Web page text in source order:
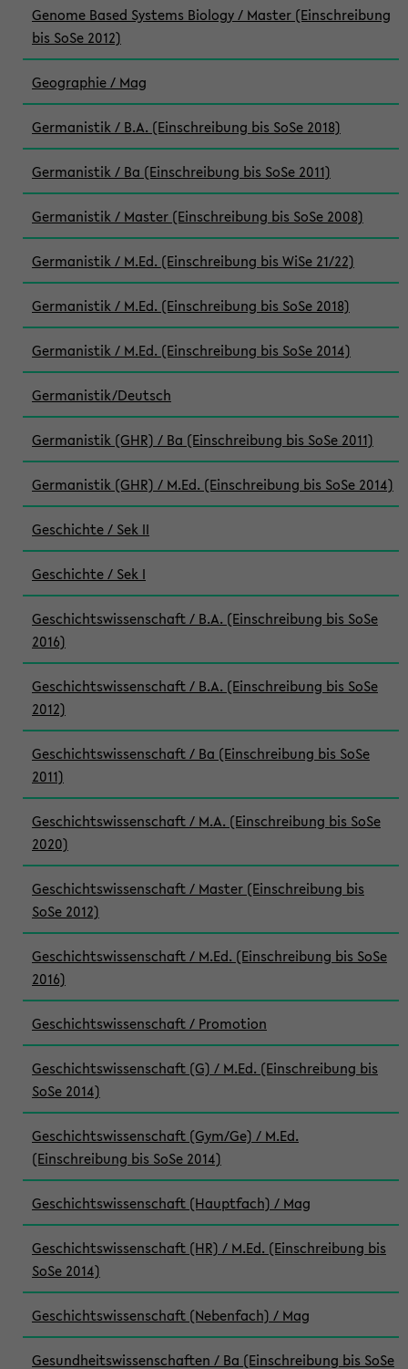
Genome Based Systems Biology / Master (Einschreibung
bis SoSe 2012)
Geographie / Mag
Germanistik / B.A. (Einschreibung bis SoSe 2018)
Germanistik / Ba (Einschreibung bis SoSe 2011)
Germanistik / Master (Einschreibung bis SoSe 2008)
Germanistik / M.Ed. (Einschreibung bis WiSe 21/22)
Germanistik / M.Ed. (Einschreibung bis SoSe 2018)
Germanistik / M.Ed. (Einschreibung bis SoSe 2014)
Germanistik/Deutsch
Germanistik (GHR) / Ba (Einschreibung bis SoSe 2011)
Germanistik (GHR) / M.Ed. (Einschreibung bis SoSe 2014)
Geschichte / Sek II
Geschichte / Sek I
Geschichtswissenschaft / B.A. (Einschreibung bis SoSe
2016)
Geschichtswissenschaft / B.A. (Einschreibung bis SoSe
2012)
Geschichtswissenschaft / Ba (Einschreibung bis SoSe
2011)
Geschichtswissenschaft / M.A. (Einschreibung bis SoSe
2020)
Geschichtswissenschaft / Master (Einschreibung bis
SoSe 2012)
Geschichtswissenschaft / M.Ed. (Einschreibung bis SoSe
2016)
Geschichtswissenschaft / Promotion
Geschichtswissenschaft (G) / M.Ed. (Einschreibung bis
SoSe 2014)
Geschichtswissenschaft (Gym/Ge) / M.Ed.
(Einschreibung bis SoSe 2014)
Geschichtswissenschaft (Hauptfach) / Mag
Geschichtswissenschaft (HR) / M.Ed. (Einschreibung bis
SoSe 2014)
Geschichtswissenschaft (Nebenfach) / Mag
Gesundheitswissenschaften / Ba (Einschreibung bis SoSe